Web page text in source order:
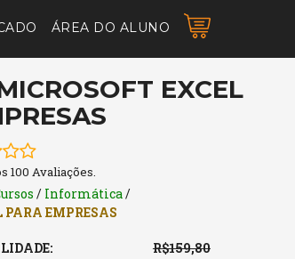
ÁREA DO ALUNO
EXCEL
100 Avaliações.
/ Informática/
PARA EMPRESAS
R$159,80